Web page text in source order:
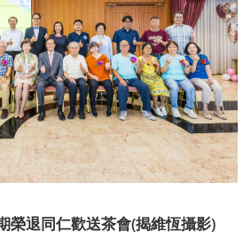
榮退同仁歡送茶會(揭維恆攝影)